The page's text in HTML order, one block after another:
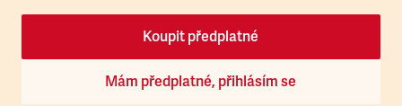
Koupit předplatné
Mám předplatné, přihlásím se